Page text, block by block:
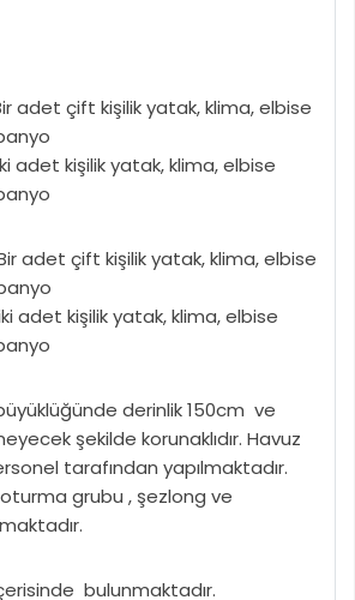
adet çift kişilik yatak, klima, elbise
adet kişilik yatak, klima, elbise
adet çift kişilik yatak, klima, elbise
adet kişilik yatak, klima, elbise
derinlik 150cm ve
şekilde korunaklıdır. Havuz
tarafından yapılmaktadır.
grubu , şezlong ve
bulunmaktadır.